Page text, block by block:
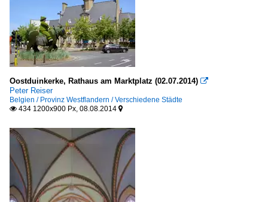
Oostduinkerke, Rathaus am Marktplatz (02.07.2014) 
Peter Reiser
Belgien / Provinz Westflandern / Verschiedene Städte
 434 1200x900 Px, 08.08.2014 